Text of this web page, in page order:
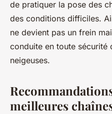
de pratiquer la pose des
des conditions difficiles.
ne devient pas un frein
conduite en toute sécurité
neigeuses.
meilleures